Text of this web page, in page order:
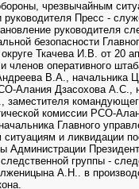
чрезвычайным
руководителя Пресс -
руководителя
безопасности
Ткачева И.В. от 20
членов оперативного
В.А.,
Алания Дзасохова
заместителя
комиссии РСО-
Главного
и ликвидации
Администрации
группы -
А.Н.. в